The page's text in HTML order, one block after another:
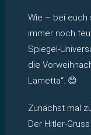
Wie – bei euch
immer noch
Spiegel-
die
Lametta“. 😊
Zunächst mal
Der Hitler-